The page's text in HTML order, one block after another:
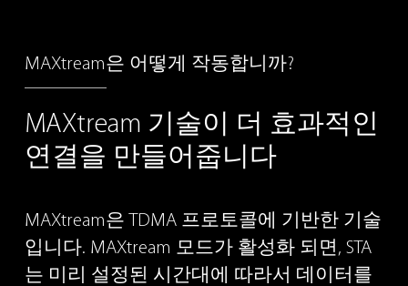
MAXtream은 어떻게 작동합니까?
MAXtream 기술이 더 효과적인
연결을 만들어줍니다
MAXtream은 TDMA 프로토콜에
기반한 기술
입니다. MAXtream 모드가 활성화 되면, STA
는 미리 설정된 시간대에 따라서 데이터를